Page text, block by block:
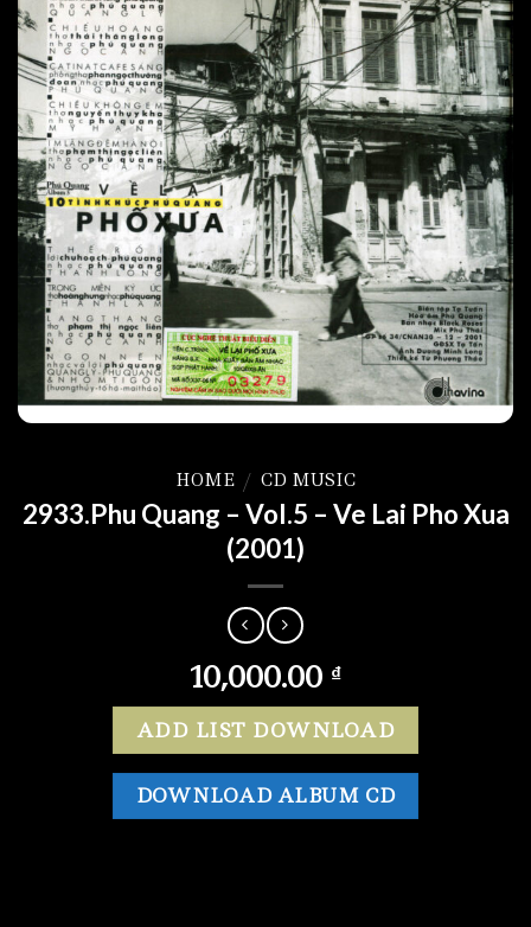
HOME / CD MUSIC
2933.Phu Quang – Vol.5 – Ve Lai Pho Xua
(2001)
10,000.00 ₫
ADD LIST DOWNLOAD
DOWNLOAD ALBUM CD